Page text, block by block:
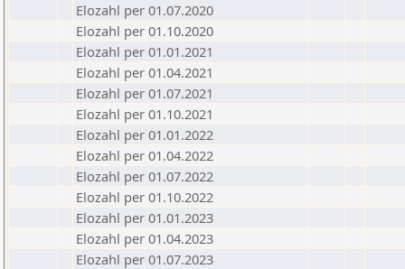
Elozahl per 01.07.2020
Elozahl per 01.10.2020
Elozahl per 01.01.2021
Elozahl per 01.04.2021
Elozahl per 01.07.2021
Elozahl per 01.10.2021
Elozahl per 01.01.2022
Elozahl per 01.04.2022
Elozahl per 01.07.2022
Elozahl per 01.10.2022
Elozahl per 01.01.2023
Elozahl per 01.04.2023
Elozahl per 01.07.2023